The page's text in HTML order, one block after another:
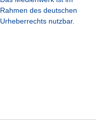
Rahmen des deutschen
Urheberrechts nutzbar.